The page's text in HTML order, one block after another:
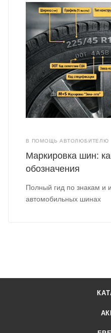
В ПОМОЩЬ АВТОЛЮБИТЕЛЮ
Маркировка шин:
обозначения
Полный гид по знакам и
автомобильных шинах